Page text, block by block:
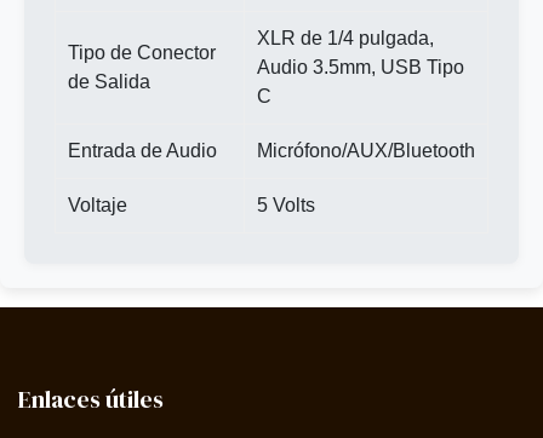
Tipo de Conector
de Salida
XLR de 1/4 pulgada,
Audio 3.5mm, USB Tipo
C
Entrada de Audio Micrófono/AUX/Bluetooth
Voltaje 5 Volts
Enlaces útiles